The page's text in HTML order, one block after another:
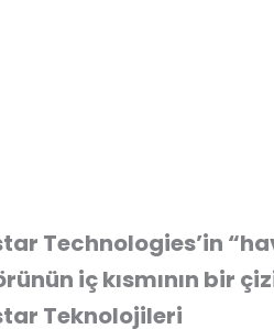
Technologies’in
iç kısmının bir
Teknolojileri